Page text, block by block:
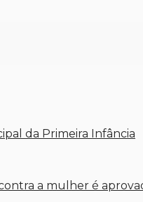
da Primeira Infância
a mulher é